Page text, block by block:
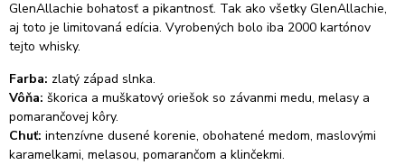
GlenAllachie bohatosť a pikantnosť. Tak ako všetky GlenAllachie,
aj toto je limitovaná edícia. Vyrobených bolo iba 2000 kartónov
tejto whisky.
Farba: zlatý západ slnka.
Vôňa: škorica a muškatový oriešok so závanmi medu, melasy a
pomarančovej kôry.
Chuť: intenzívne dusené korenie, obohatené medom, maslovými
karamelkami, melasou, pomarančom a klinčekmi.